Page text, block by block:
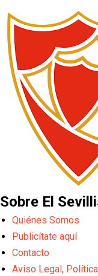
Sobre El
Quiénes Somos
Publicítate aquí
Contacto
Aviso Legal,